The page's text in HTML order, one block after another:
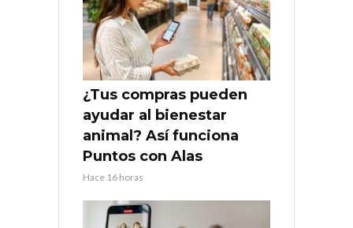
¿Tus compras pueden
ayudar al bienestar
animal? Así funciona
Puntos con Alas
Hace 16 horas